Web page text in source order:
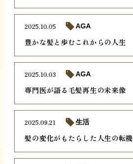
豊かな髪と歩むこれからの人生
2025.10.05 AGA
専門医が語る毛髪再生の未来像
2025.10.03 AGA
髪の変化がもたらした人生の転機
2025.09.21 生活